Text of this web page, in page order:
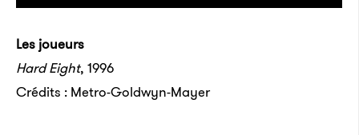
Les joueurs
Hard Eight, 1996
Crédits : Metro-Goldwyn-Mayer